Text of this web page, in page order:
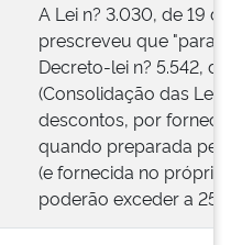
A Lei n? 3.030, de 19
prescreveu que "para
Decreto-lei n? 5.542,
(Consolidação das
descontos, por
quando preparada
(e fornecida no
poderão exceder a